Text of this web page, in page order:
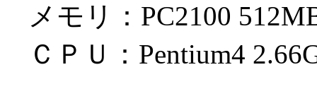
メモリ：PC2100
ＣＰＵ：Pentium4